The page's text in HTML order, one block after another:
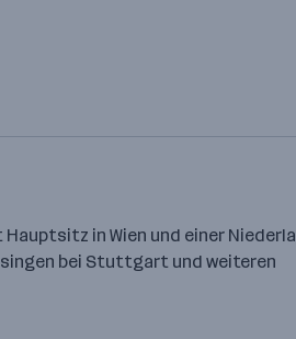
in Wien und einer
bei Stuttgart und weiteren